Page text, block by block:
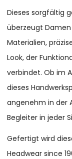
Dieses sorgfältig
überzeugt
Materialien,
Look, der
verbindet. Ob im
dieses
angenehm in der
Begleiter in jeder
Gefertigt wird
Headwear since